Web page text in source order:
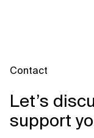
Contact
Let’s
support